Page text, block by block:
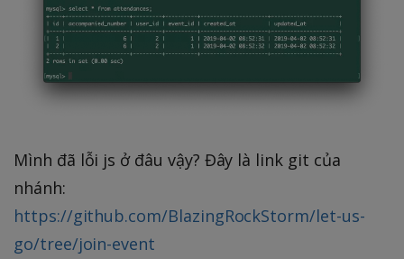
Mình đã lỗi js ở đâu vậy? Đây là link git của
nhánh:
https://github.com/BlazingRockStorm/let-us-
go/tree/join-event